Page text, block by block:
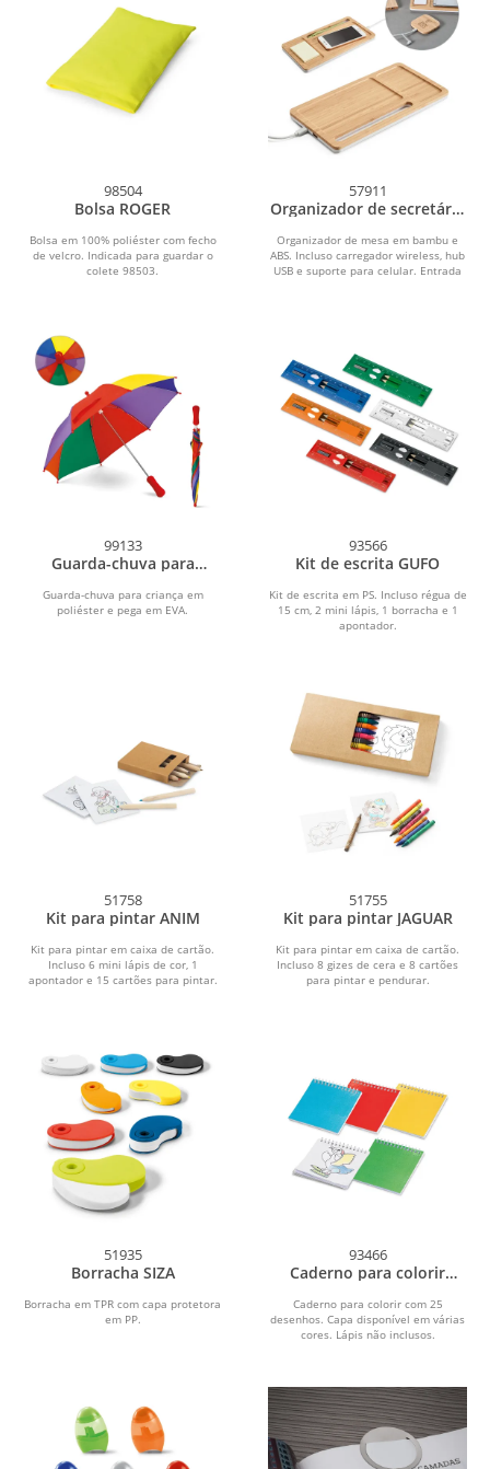
98504
Bolsa ROGER
Bolsa em 100% poliéster com fecho
de velcro. Indicada para guardar o
colete 98503.
57911
Organizador de secretária
Organizador de mesa em bambu e
ABS. Incluso carregador wireless, hub
USB e suporte para celular. Entrada
99133
Guarda-chuva para
Guarda-chuva para criança em
poliéster e pega em EVA.
93566
Kit de escrita GUFO
Kit de escrita em PS. Incluso régua de
15 cm, 2 mini lápis, 1 borracha e 1
apontador.
51758
Kit para pintar ANIM
Kit para pintar em caixa de cartão.
Incluso 6 mini lápis de cor, 1
apontador e 15 cartões para pintar.
51755
Kit para pintar JAGUAR
Kit para pintar em caixa de cartão.
Incluso 8 gizes de cera e 8 cartões
para pintar e pendurar.
51935
Borracha SIZA
Borracha em TPR com capa protetora
em PP.
93466
Caderno para colorir
Caderno para colorir com 25
desenhos. Capa disponível em várias
cores. Lápis não inclusos.